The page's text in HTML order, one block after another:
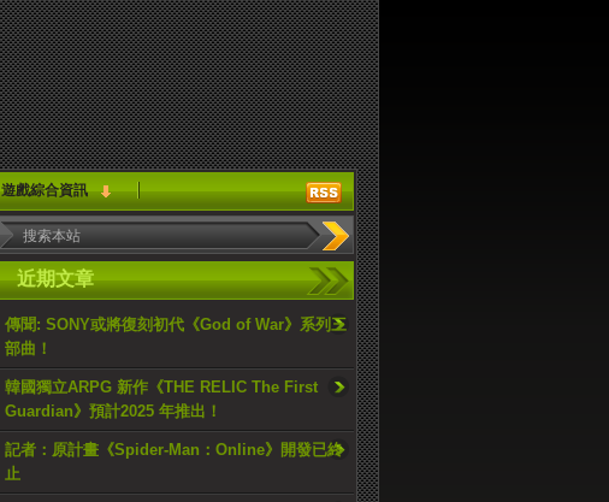
遊戲綜合資訊
近期文章
傳聞: SONY或將復刻初代《God of War》系列三
部曲！
韓國獨立ARPG 新作《THE RELIC The First
Guardian》預計2025 年推出！
記者：原計畫《Spider-Man：Online》開發已終
止